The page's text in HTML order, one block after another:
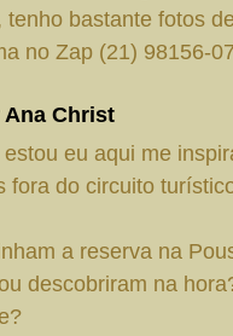
bastante fotos
no Zap (21) 98156-
Ana Christ
eu aqui me
fora do circuito
a reserva na
descobriram na